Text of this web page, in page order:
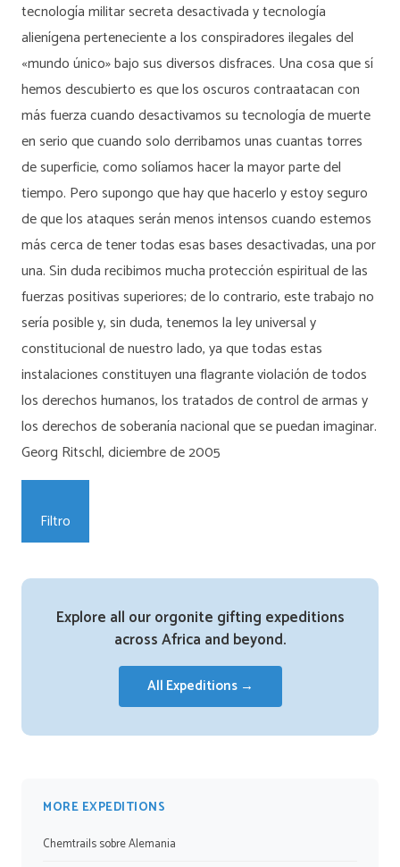
tecnología militar secreta desactivada y tecnología
alienígena perteneciente a los conspiradores ilegales del
«mundo único» bajo sus diversos disfraces. Una cosa que sí
hemos descubierto es que los oscuros contraatacan con
más fuerza cuando desactivamos su tecnología de muerte
en serio que cuando solo derribamos unas cuantas torres
de superficie, como solíamos hacer la mayor parte del
tiempo. Pero supongo que hay que hacerlo y estoy seguro
de que los ataques serán menos intensos cuando estemos
más cerca de tener todas esas bases desactivadas, una por
una. Sin duda recibimos mucha protección espiritual de las
fuerzas positivas superiores; de lo contrario, este trabajo no
sería posible y, sin duda, tenemos la ley universal y
constitucional de nuestro lado, ya que todas estas
instalaciones constituyen una flagrante violación de todos
los derechos humanos, los tratados de control de armas y
los derechos de soberanía nacional que se puedan imaginar.
Georg Ritschl, diciembre de 2005
Filtro
Explore all our orgonite gifting expeditions
across Africa and beyond.
All Expeditions →
MORE EXPEDITIONS
Chemtrails sobre Alemania